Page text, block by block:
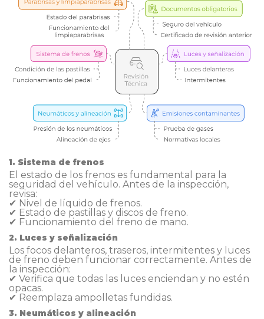
1. Sistema de frenos
El estado de los frenos es fundamental para la
seguridad del vehículo. Antes de la inspección,
revisa:
✔ Nivel de líquido de frenos.
✔ Estado de pastillas y discos de freno.
✔ Funcionamiento del freno de mano.
2. Luces y señalización
Los focos delanteros, traseros, intermitentes y luces
de freno deben funcionar correctamente. Antes de
la inspección:
✔ Verifica que todas las luces enciendan y no estén
opacas.
✔ Reemplaza ampolletas fundidas.
3. Neumáticos y alineación